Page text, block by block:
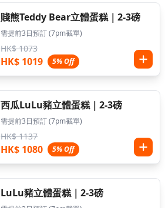
賤熊Teddy Bear立體蛋糕｜2-3磅
需提前3日預訂 (7pm截單)
HK$ 1073
HK$ 1019 5% Off
西瓜LuLu豬立體蛋糕｜2-3磅
需提前3日預訂 (7pm截單)
HK$ 1137
HK$ 1080 5% Off
LuLu豬立體蛋糕｜2-3磅